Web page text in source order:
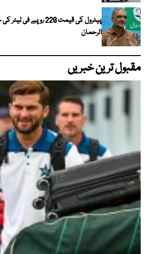
پیٹرول کی قیمت 228 روپے
الرحمان
مقبول ترین خبریں